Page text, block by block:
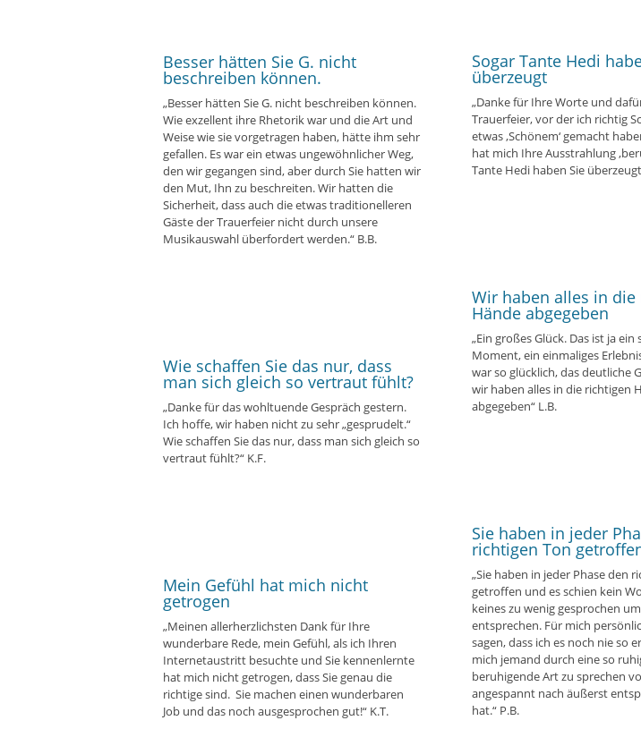
Besser hätten Sie G. nicht
beschreiben können.
„Besser hätten Sie G. nicht beschreiben können.
Wie exzellent ihre Rhetorik war und die Art und
Weise wie sie vorgetragen haben, hätte ihm sehr
gefallen. Es war ein etwas ungewöhnlicher Weg,
den wir gegangen sind, aber durch Sie hatten wir
den Mut, Ihn zu beschreiten. Wir hatten die
Sicherheit, dass auch die etwas traditionelleren
Gäste der Trauerfeier nicht durch unsere
Musikauswahl überfordert werden.“ B.B.
Wie schaffen Sie das nur, dass
man sich gleich so vertraut fühlt?
„Danke für das wohltuende Gespräch gestern.
Ich hoffe, wir haben nicht zu sehr „gesprudelt.“
Wie schaffen Sie das nur, dass man sich gleich so
vertraut fühlt?“ K.F.
Mein Gefühl hat mich nicht
getrogen
„Meinen allerherzlichsten Dank für Ihre
wunderbare Rede, mein Gefühl, als ich Ihren
Internetaustritt besuchte und Sie kennenlernte
hat mich nicht getrogen, dass Sie genau die
richtige sind. Sie machen einen wunderbaren
Job und das noch ausgesprochen gut!“ K.T.
Sogar Tante Hedi
überzeugt
„Danke für Ihre Worte und
Trauerfeier, vor der ich richtig
etwas ‚Schönem‘ gemacht
hat mich Ihre Ausstrahlung
Tante Hedi haben Sie
Wir haben alles in die
Hände abgegeben
„Ein großes Glück. Das ist ja ein
Moment, ein einmaliges
war so glücklich, das deutliche
wir haben alles in die richtigen
abgegeben“ L.B.
Sie haben in jeder
richtigen Ton
„Sie haben in jeder Phase den
getroffen und es schien kein
keines zu wenig gesprochen
entsprechen. Für mich
sagen, dass ich es noch nie so
mich jemand durch eine so
beruhigende Art zu sprechen
angespannt nach äußerst
hat.“ P.B.